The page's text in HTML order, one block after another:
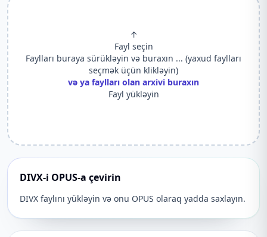
↑
Fayl seçin
Faylları buraya sürükləyin və buraxın ... (yaxud faylları
seçmək üçün klikləyin)
və ya faylları olan arxivi buraxın
Fayl yükləyin
DIVX-i OPUS-a çevirin
DIVX faylını yükləyin və onu OPUS olaraq yadda saxlayın.